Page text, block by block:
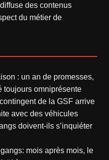
des contenus
du métier de
: un an de promesses,
toujours omniprésente
de la GSF arrive
avec des véhicules
doivent-ils s’inquiéter
mois après mois, le